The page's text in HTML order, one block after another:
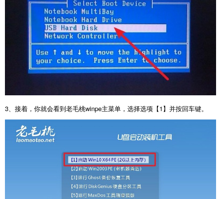
3 、接着，你就会看到老毛桃winpe主菜单，选择选项【1】并按回车键。